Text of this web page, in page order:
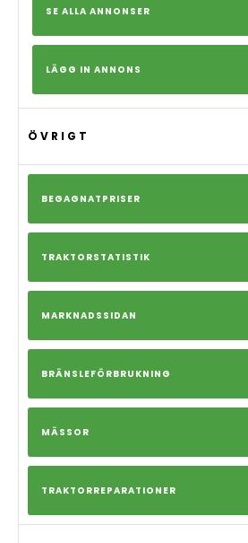
SE ALLA ANNONSER
LÄGG IN ANNONS
ÖVRIGT
BEGAGNATPRISER
TRAKTORSTATISTIK
MARKNADSSIDAN
BRÄNSLEFÖRBRUKNING
MÄSSOR
TRAKTORREPARATIONER